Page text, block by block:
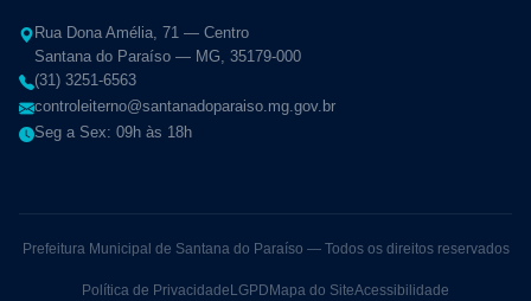
Rua Dona Amélia, 71 — Centro
Santana do Paraíso — MG, 35179-000
(31) 3251-6563
controleiterno@santanadoparaiso.mg.gov.br
Seg a Sex: 09h às 18h
Prefeitura Municipal de Santana do Paraíso — Todos os direitos reservados
Política de Privacidade LGPD Mapa do SiteAcessibilidade